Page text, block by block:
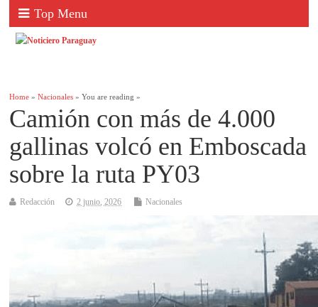
Top Menu
Home »Nacionales » You are reading »
Camión con más de 4.000
gallinas volcó en Emboscada
sobre la ruta PY03
Redacción 2 junio, 2026 Nacionales